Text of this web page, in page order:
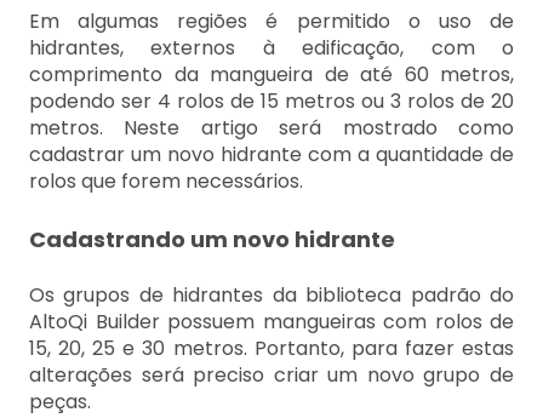
Em algumas regiões é permitido o uso de
hidrantes, externos à edificação, com o
comprimento da mangueira de até 60 metros,
podendo ser 4 rolos de 15 metros ou 3 rolos de 20
metros. Neste artigo será mostrado como
cadastrar um novo hidrante com a quantidade de
rolos que forem necessários.
Cadastrando um novo hidrante
Os grupos de hidrantes da biblioteca padrão do
AltoQi Builder possuem mangueiras com rolos de
15, 20, 25 e 30 metros. Portanto, para fazer estas
alterações será preciso criar um novo grupo de
peças.